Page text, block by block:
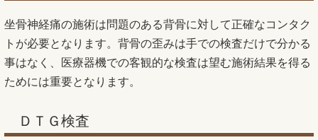
坐骨神経痛の施術は問題のある背骨に対して正確なコンタク
トが必要となります。背骨の歪みは手での検査だけで分かる
事はなく、医療器機での客観的な検査は望む施術結果を得る
ためには重要となります。
ＤＴＧ検査